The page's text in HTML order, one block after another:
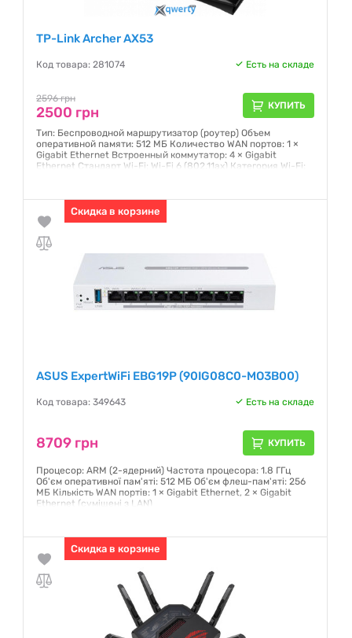
TP-Link Archer AX53
Код товара: 281074 Есть на складе
2596 грн
2500 грн КУПИТЬ
Тип: Беспроводной маршрутизатор (роутер) Объем
оперативной памяти: 512 МБ Количество WAN портов: 1 ×
Gigabit Ethernet Встроенный коммутатор: 4 × Gigabit
Ethernet Стандарт Wi-Fi: Wi-Fi 6 (802.11ax) Категория Wi-Fi:
Гарантия:24 месяца
Скидка в корзине
ASUS ExpertWiFi EBG19P (90IG08C0-MO3B00)
Код товара: 349643 Есть на складе
8709 грн КУПИТЬ
Процесор: ARM (2-ядерний) Частота процесора: 1.8 ГГц
Об'єм оперативної пам'яті: 512 МБ Об'єм флеш-пам'яті: 256
МБ Кількість WAN портів: 1 × Gigabit Ethernet, 2 × Gigabit
Ethernet (суміщені з LAN)
Скидка в корзине